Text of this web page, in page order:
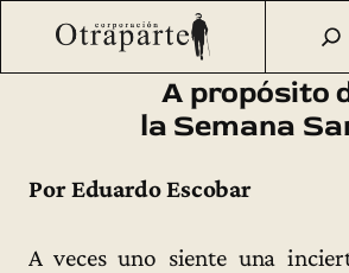
Saltar
Otraparte.org/Corporación
propósito de la Semana
A propósito
la Semana
Por Eduardo Escobar
A veces uno siente una